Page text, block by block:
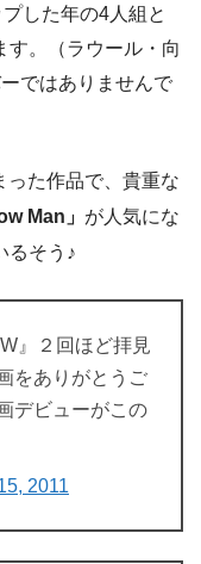
した年の4人組と
す。（ラウール・向
ではありませんで
った作品で、貴重な
Man」 が人気にな
るそう♪
』２回ほど拝見
をありがとうご
デビューがこの
2011